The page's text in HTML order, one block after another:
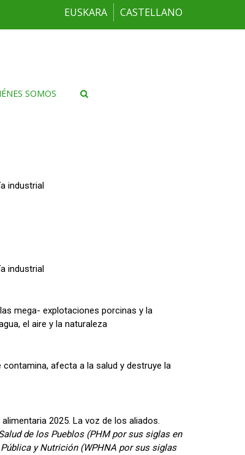
EUSKARA CASTELLANO
SOMOS
industrial
industrial
mega- explotaciones porcinas y la
el aire y la naturaleza
afecta a la salud y destruye la
2025. La voz de los aliados.
de los Pueblos (PHM por sus siglas en
y Nutrición (WPHNA por sus siglas